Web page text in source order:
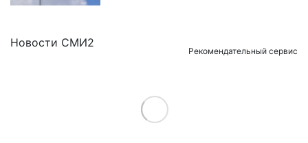
Новости СМИ2
Рекомендательный сервис
Load More